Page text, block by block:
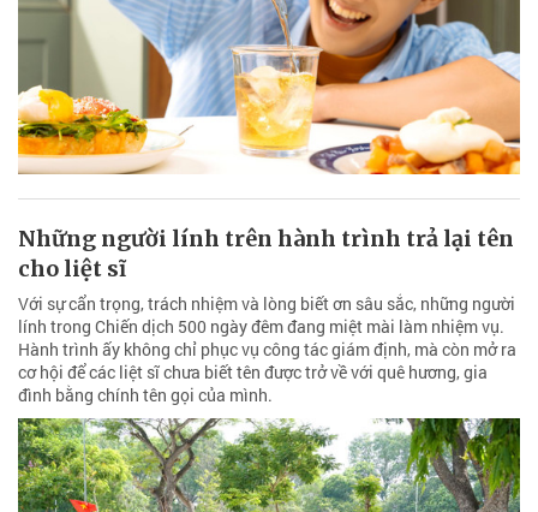
Những người lính trên hành trình trả lại tên
cho liệt sĩ
Với sự cẩn trọng, trách nhiệm và lòng biết ơn sâu sắc, những người
lính trong Chiến dịch 500 ngày đêm đang miệt mài làm nhiệm vụ.
Hành trình ấy không chỉ phục vụ công tác giám định, mà còn mở ra
cơ hội để các liệt sĩ chưa biết tên được trở về với quê hương, gia
đình bằng chính tên gọi của mình.